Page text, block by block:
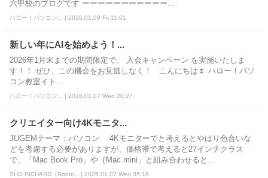
六甲校のブログです ーーーーーーーーーーー...
ハロー！パソコン... | 2026.01.09 Fri 11:01
新しい年にAIを始めよう！...
2026年1月末までの期間限定で、 入会キャンペーン を実施いたしま
す！！ ぜひ、この機会をお見逃しなく！ こんにちは🌷 ハロー！パソ
コン教室イト...
ハロー！パソコン... | 2026.01.07 Wed 20:27
クリエイター向け4Kモニタ...
JUGEMテーマ：パソコン 4Kモニターでと考えるとやはり色合いな
どを考慮する必要がありますが、価格帯で考えると27インチクラス
で、「Mac Book Pro」や｛Mac mini」と組み合わせると...
SHO RICHARD（Room... | 2026.01.07 Wed 05:16